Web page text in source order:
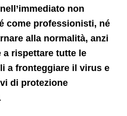
non
come professionisti, né
alla normalità, anzi
rispettare tutte le
a fronteggiare il virus e
di protezione